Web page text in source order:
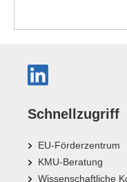
Schnellzugriff
EU-Förderzentrum
KMU-Beratung
Wissenschaftliche